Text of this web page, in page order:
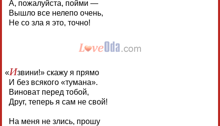
А, пожалуйста, пойми —
Вышло все нелепо очень,
Не со зла я это, точно!
«Извини!» скажу я прямо
И без всякого «тумана».
Виноват перед тобой,
Друг, теперь я сам не свой!
На меня не злись, прошу